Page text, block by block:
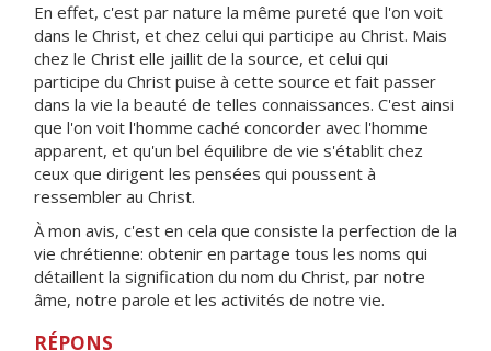
En effet, c'est par nature la même pureté que l'on voit
dans le Christ, et chez celui qui participe au Christ. Mais
chez le Christ elle jaillit de la source, et celui qui
participe du Christ puise à cette source et fait passer
dans la vie la beauté de telles connaissances. C'est ainsi
que l'on voit l'homme caché concorder avec l'homme
apparent, et qu'un bel équilibre de vie s'établit chez
ceux que dirigent les pensées qui poussent à
ressembler au Christ.
À mon avis, c'est en cela que consiste la perfection de la
vie chrétienne: obtenir en partage tous les noms qui
détaillent la signification du nom du Christ, par notre
âme, notre parole et les activités de notre vie.
RÉPONS